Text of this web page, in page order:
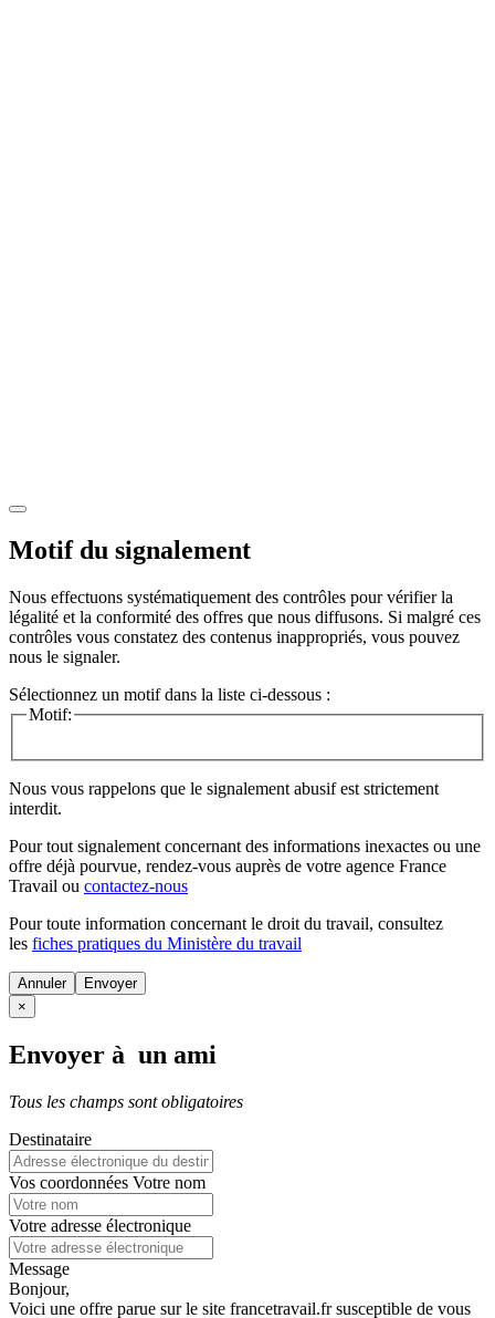
Motif du signalement
Nous effectuons systématiquement des contrôles pour vérifier la
légalité et la conformité des offres que nous diffusons. Si malgré ces
contrôles vous constatez des contenus inappropriés, vous pouvez
nous le signaler.
Sélectionnez un motif dans la liste ci-dessous :
Motif:
Nous vous rappelons que le signalement abusif est strictement
interdit.
Pour tout signalement concernant des informations inexactes ou une
offre déjà pourvue, rendez-vous auprès de votre agence France
Travail ou contactez-nous
Pour toute information concernant le droit du travail, consultez
les fiches pratiques du Ministère du travail
Annuler
×
Envoyer à un ami
Tous les champs sont obligatoires
Destinataire
Vos coordonnées Votre nom
Votre adresse électronique
Message
Bonjour,
Voici une offre parue sur le site francetravail.fr susceptible de vous